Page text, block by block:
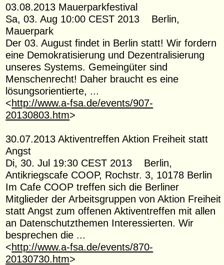
03.08.2013 Mauerparkfestival
Sa, 03. Aug 10:00 CEST 2013 Berlin,
Mauerpark
Der 03. August findet in Berlin statt! Wir fordern
eine Demokratisierung und Dezentralisierung
unseres Systems. Gemeingüter sind
Menschenrecht! Daher braucht es eine
lösungsorientierte, ...
<http://www.a-fsa.de/events/907-
20130803.htm>
30.07.2013 Aktiventreffen Aktion Freiheit statt
Angst
Di, 30. Jul 19:30 CEST 2013 Berlin,
Antikriegscafe COOP, Rochstr. 3, 10178 Berlin
Im Cafe COOP treffen sich die Berliner
Mitglieder der Arbeitsgruppen von Aktion Freiheit
statt Angst zum offenen Aktiventreffen mit allen
an Datenschutzthemen Interessierten. Wir
besprechen die ...
<http://www.a-fsa.de/events/870-
20130730.htm>